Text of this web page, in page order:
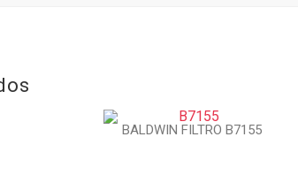
BALDWIN FILTRO B7155